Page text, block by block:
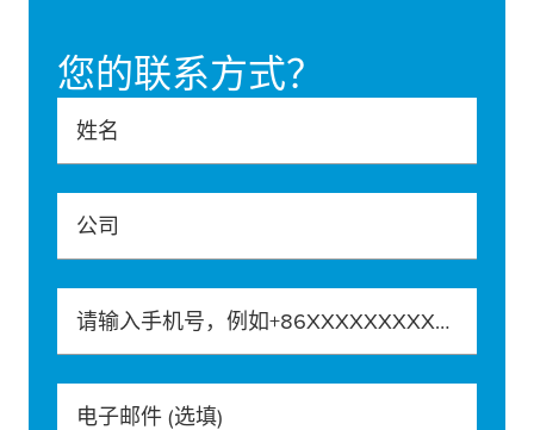
您的联系方式？
姓名
公司
请输入手机号，例如+86XXXXXXXXXXX
电子邮件 (选填)